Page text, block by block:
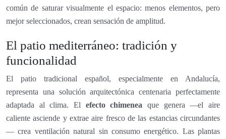
común de saturar visualmente el espacio: menos elementos, pero
mejor seleccionados, crean sensación de amplitud.
El patio mediterráneo: tradición y
funcionalidad
El patio tradicional español, especialmente en Andalucía,
representa una solución arquitectónica centenaria perfectamente
adaptada al clima. El efecto chimenea que genera —el aire
caliente asciende y extrae aire fresco de las estancias circundantes
— crea ventilación natural sin consumo energético. Las plantas